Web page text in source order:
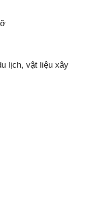
lịch, vật liệu xây